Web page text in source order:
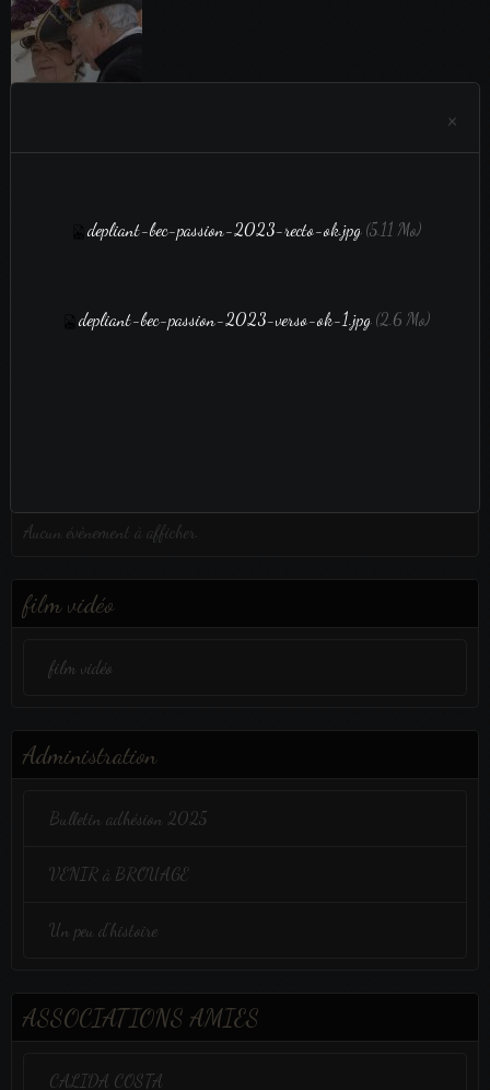
BENL3969
Aucun évènement à afficher.
film vidéo
film vidéo
Administration
Bulletin adhésion 2025
VENIR à BROUAGE
Un peu d'histoire
ASSOCIATIONS AMIES
CALIDA COSTA
×
depliant-bec-passion-2023-recto-ok.jpg(5.11 Mo)
depliant-bec-passion-2023-verso-ok-1.jpg(2.6 Mo)